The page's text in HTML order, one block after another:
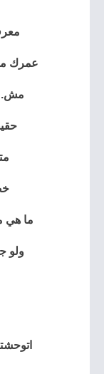
عمرك
مش.
ما هي
ولو